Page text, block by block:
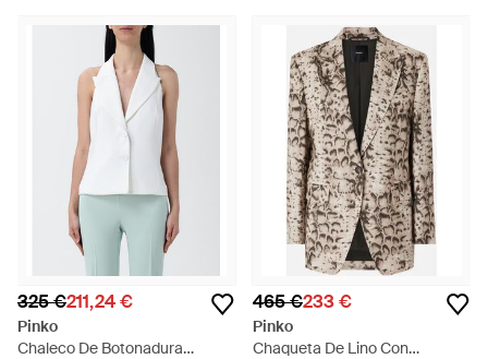
325 €211,24 €
Pinko
Chaleco De Botonadura
465 €233 €
Pinko
Chaqueta De Lino Con